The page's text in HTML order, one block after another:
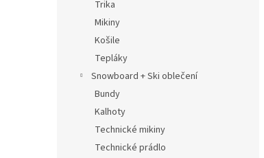
Trika
Mikiny
Košile
Tepláky
Snowboard + Ski oblečení
Bundy
Kalhoty
Technické mikiny
Technické prádlo